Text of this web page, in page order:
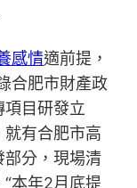
感情適前提，
合肥市財產政
項目研發立
有合肥市高
部分，現場清
本年2月底提